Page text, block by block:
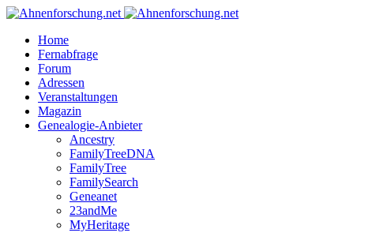
Home
Fernabfrage
Forum
Adressen
Veranstaltungen
Magazin
Genealogie-Anbieter
Ancestry
FamilyTreeDNA
FamilyTree
FamilySearch
Geneanet
23andMe
MyHeritage